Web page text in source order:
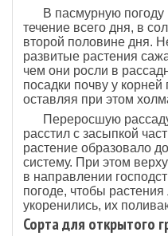
В пасмурную
течение всего дня, в
второй половине дня.
развитые растения
чем они росли в
посадки почву у
оставляя при этом
Переросшую
расстил с засыпкой
растение образовало
систему. При этом
в направлении
погоде, чтобы
укоренились, их
Сорта для открытого